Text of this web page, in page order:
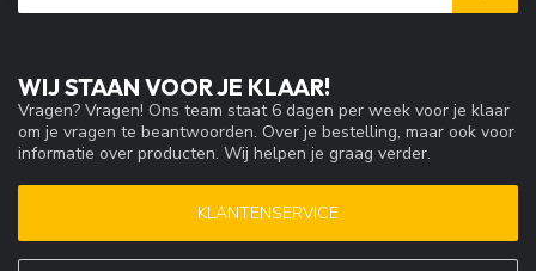
WIJ STAAN VOOR JE KLAAR!
Vragen? Vragen! Ons team staat 6 dagen per week voor je klaar
om je vragen te beantwoorden. Over je bestelling, maar ook voor
informatie over producten. Wij helpen je graag verder.
KLANTENSERVICE